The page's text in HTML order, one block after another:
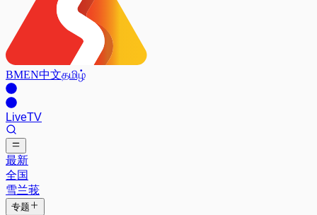
BMEN中文தமிழ்
LiveTV
最新
全国
雪兰莪
专题